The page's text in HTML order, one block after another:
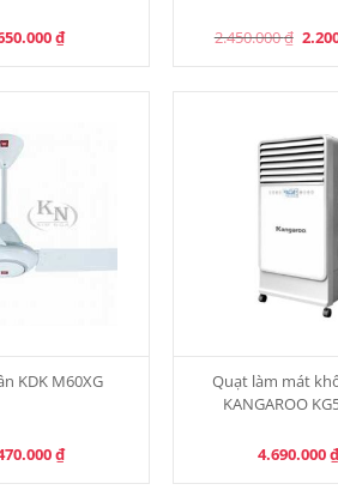
₫ 2.450.000₫
price
KDK M60XG
₫
Quạt làm mát
KANGAROO
4.690.000